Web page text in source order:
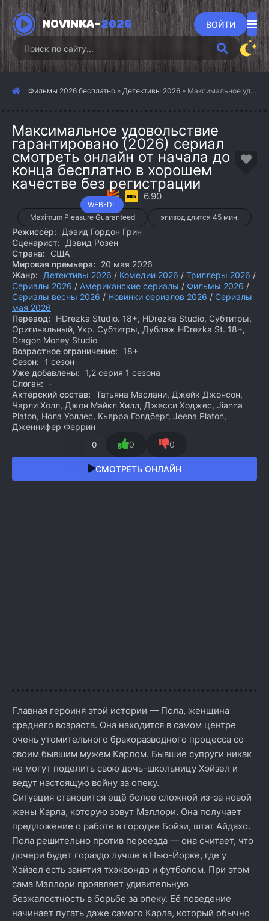
NOVINKA-2026 ВОЙТИ
Фильмы 2026 бесплатно » Детективы 2026 » Максимальное удовольствие гарантировано (2026)
Максимальное удовольствие
гарантировано (2026) сериал
смотреть онлайн от начала до
конца бесплатно в хорошем
качестве без регистрации
WEB-DL
6.90
Maximum Pleasure Guaranteed эпизод длится 45 мин.
Режиссёр:
Дэвид Гордон Грин
Сценарист:
Дэвид Розен
Страна:
США
Мировая премьера:
20 мая 2026
Жанр:
Детективы 2026 / Комедии 2026 / Триллеры 2026 /
Сериалы 2026 / Американские сериалы / Фильмы 2026 /
Сериалы весны 2026 / Новинки сериалов 2026 / Сериалы
мая 2026
Перевод:
HDrezka Studio. 18+, HDrezka Studio, Субтитры,
Оригинальный, Укр. Субтитры, Дубляж HDrezka St. 18+,
Dragon Money Studio
Возрастное ограничение:
18+
Сезон:
1 сезон
Уже добавлены:
1,2 серия 1 сезона
Слоган:
-
Актёрский состав: Татьяна Маслани, Джейк Джонсон,
Чарли Холл, Джон Майкл Хилл, Джесси Ходжес, Jianna
Platon, Нола Уоллес, Кьярра Голдберг, Jeena Platon,
Дженнифер Феррин
0 0 0
СМОТРЕТЬ ОНЛАЙН
Главная героиня этой истории — Пола, женщина
среднего возраста. Она находится в самом центре
очень утомительного бракоразводного процесса со
своим бывшим мужем Карлом. Бывшие супруги никак
не могут поделить свою дочь-школьницу Хэйзел и
ведут настоящую войну за опеку.
Ситуация становится ещё более сложной из-за новой
жены Карла, которую зовут Мэллори. Она получает
предложение о работе в городке Бойзи, штат Айдахо.
Пола решительно против переезда — она считает, что
дочери будет гораздо лучше в Нью-Йорке, где у
Хэйзел есть занятия тхэквондо и футболом. При этом
сама Мэллори проявляет удивительную
безжалостность в борьбе за опеку. Её поведение
начинает пугать даже самого Карла, который обычно